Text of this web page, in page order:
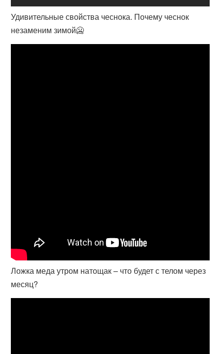
Удивительные свойства чеснока. Почему чеснок
незаменим зимой🥶
Ложка меда утром натощак – что будет с телом через
месяц?